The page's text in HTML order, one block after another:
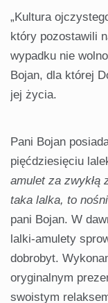
„Kultura
który pozostawili
wypadku nie
Bojan, dla której
jej życia.
Pani Bojan
pięćdziesięciu
amulet za zwykłą
taka lalka, to
pani Bojan. W
lalki-amulety
dobrobyt.
oryginalnym
swoistym